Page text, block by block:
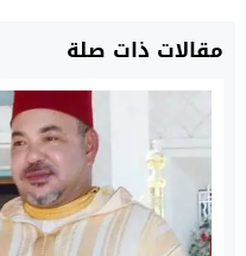
مقالات ذات صلة